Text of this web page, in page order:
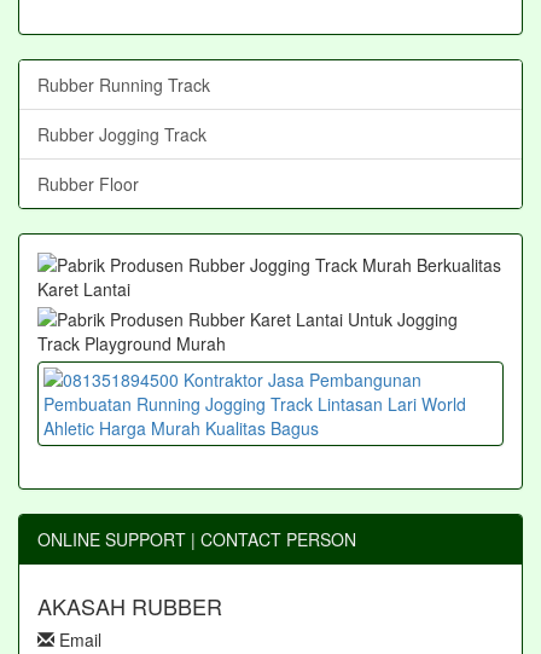
Rubber Running Track
Rubber Jogging Track
Rubber Floor
ONLINE SUPPORT | CONTACT PERSON
AKASAH RUBBER
Email